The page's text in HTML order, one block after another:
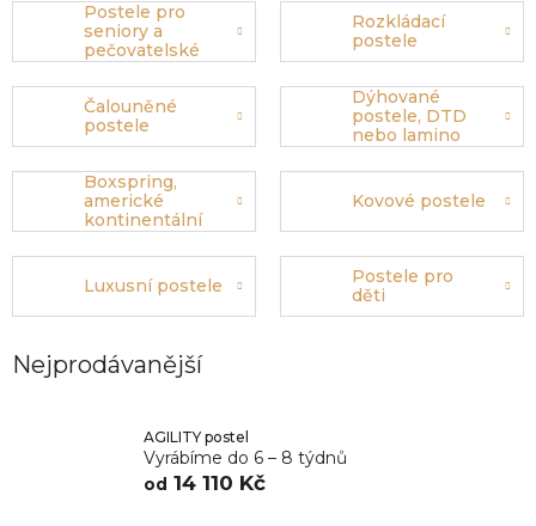
Postele pro
seniory a
pečovatelské
postele
Rozkládací
postele
Čalouněné
postele
Dýhované
postele, DTD
nebo lamino
Boxspring,
americké
kontinentální
postele
Kovové postele
Luxusní postele
Postele pro
děti
Nejprodávanější
AGILITY postel
Vyrábíme do 6 – 8 týdnů
od 14 110 Kč